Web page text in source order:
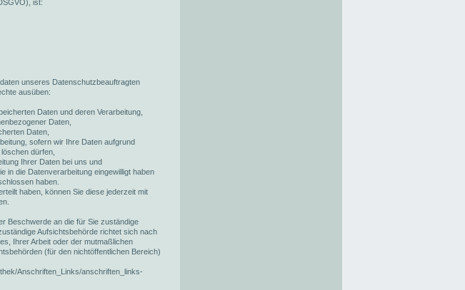
ist:
unseres Datenschutzbeauftragten
ausüben:
Daten und deren Verarbeitung,
Daten,
Daten,
sofern wir Ihre Daten aufgrund
dürfen,
Ihrer Daten bei uns und
in die Datenverarbeitung eingewilligt haben
haben.
haben, können Sie diese jederzeit mit
Beschwerde an die für Sie zuständige
Aufsichtsbehörde richtet sich nach
Ihrer Arbeit oder der mutmaßlichen
(für den nichtöffentlichen Bereich)
Anschriften_Links/anschriften_links-